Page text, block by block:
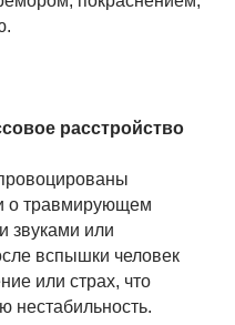
расстройство
о травмирующем
звуками или
вспышки человек
или страх, что
нестабильность.